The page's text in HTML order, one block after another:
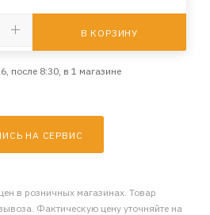
В КОРЗИНУ
после 8:30, в 1 магазине
НА СЕРВИС
в розничных магазинах. Товар
Фактическую цену уточняйте на